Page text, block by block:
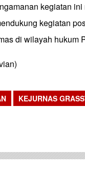
kegiatan
kegiatan
di wilayah hukum
KEJURNAS